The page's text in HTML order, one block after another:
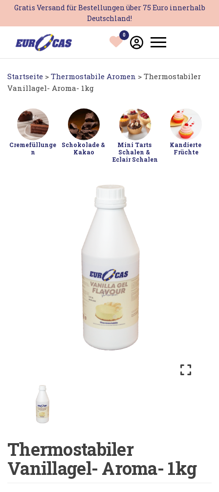
Zum
springen
Gratis Versand für Bestellungen über 75 Euro innerhalb
Deutschland!
0
Startseite > Thermostabile Aromen > Thermostabiler
Vanillagel- Aroma- 1kg
Cremefüllunge
n
Schokolade &
Kakao
Mini Tarts
Schalen &
Eclair Schalen
Kandierte
Früchte
Thermostabiler
Vanillagel- Aroma- 1kg